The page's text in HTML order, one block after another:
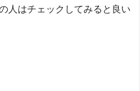
人はチェックしてみると良い